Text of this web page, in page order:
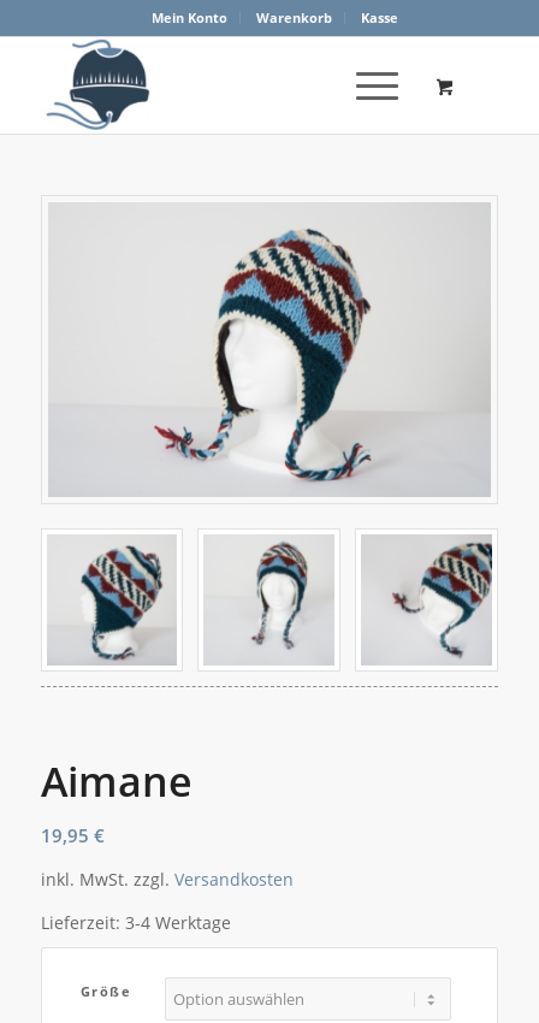
Mein Konto Warenkorb Kasse
Aimane
19,95 €
inkl. MwSt. zzgl. Versandkosten
Lieferzeit: 3-4 Werktage
Größe